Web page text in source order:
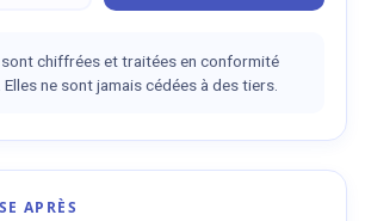
chiffrées et traitées en conformité
Elles ne sont jamais cédées à des tiers.
APRÈS